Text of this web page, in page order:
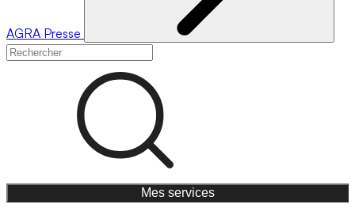
AGRA Presse
Mes services